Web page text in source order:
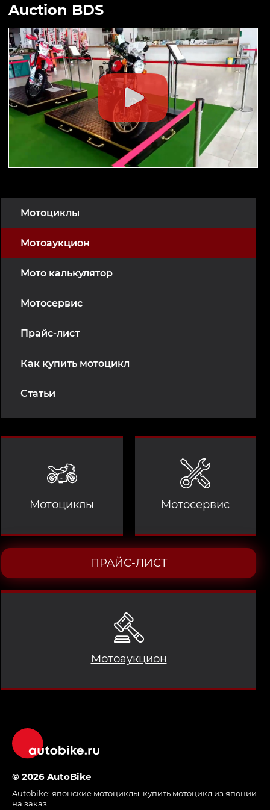
Мотоциклы
Мотоаукцион
Мото калькулятор
Мотосервис
Прайс-лист
Как купить мотоцикл
Статьи
Мотоциклы
Мотоаукцион
Мотосервис
ПРАЙС-ЛИСТ
Auction BDS
© 2026 AutoBike
Autobike: японские мотоциклы купить мотоцикл из японии
на заказ